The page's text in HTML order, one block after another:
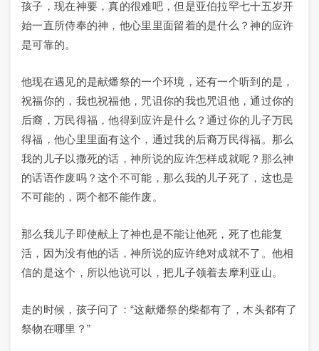
孩子，现在神要，真的很难吧，但是亚伯拉罕七十五岁开
始一直所侍奉的神，他心里里面留着的是什么？神的应许
是可靠的。
他现在遇见的是献燔祭的一个环境，还有一个听到的是，
祝福你的，我也祝福他，咒诅你的我也咒诅他，通过你的
后裔，万民得福，他得到应许是什么？通过你的儿子万民
得福，他心里里面有这个，通过我的后裔万民得福。那么
我的儿子以撒死的话，神所说的应许怎样成就呢？那么神
的话语作废吗？这个不可能，那么我的儿子死了，这也是
不可能的，两个都不能作废。
那么我儿子即使献上了神也是不能让他死，死了也能复
活，因为没有他的话，神所说的应许绝对成就不了。他相
信的是这个，所以他说可以，把儿子领着去摩利亚山。
走的时候，孩子问了：“这献燔祭的柴都有了，木头都有了
祭物在哪里？”